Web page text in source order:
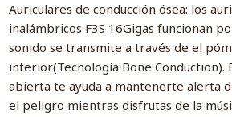
Auriculares de conducción ósea: los
inalámbricos F3S 16Gigas funcionan
sonido se transmite a través de el
interior(Tecnología Bone Conduction).
abierta te ayuda a mantenerte alerta
el peligro mientras disfrutas de la